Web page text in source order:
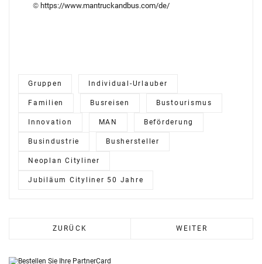
© https://www.mantruckandbus.com/de/
Gruppen Individual-Urlauber
Familien Busreisen Bustourismus
Innovation MAN Beförderung
Busindustrie Bushersteller
Neoplan Cityliner
Jubiläum Cityliner 50 Jahre
ZURÜCK WEITER